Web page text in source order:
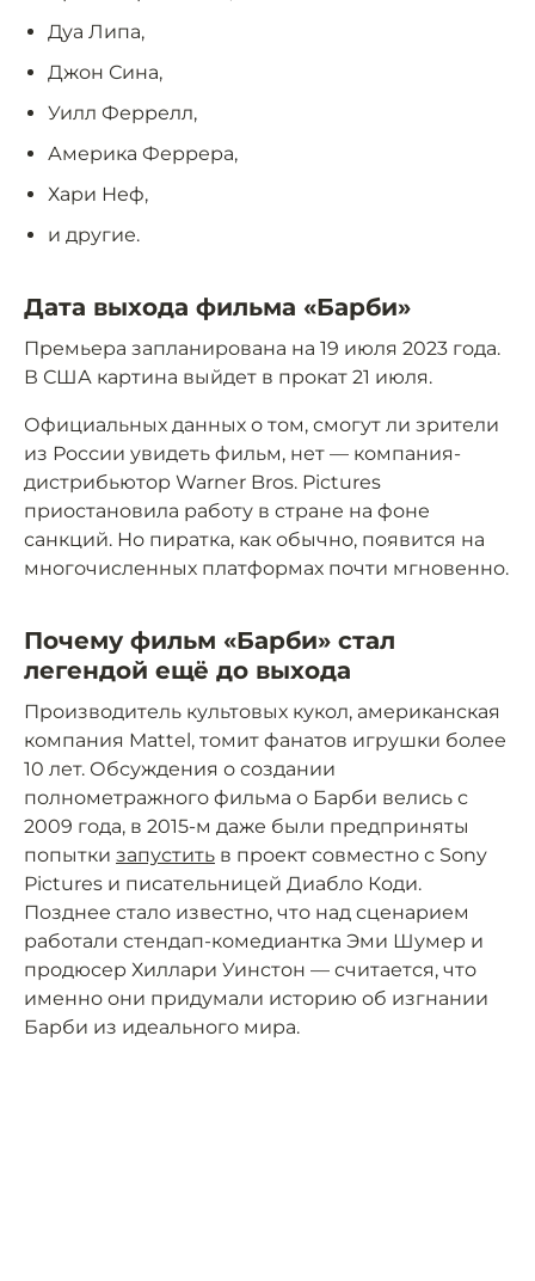
Дуа Липа,
Джон Сина,
Уилл Феррелл,
Америка Феррера,
Хари Неф,
и другие.
Дата выхода фильма «Барби»
Премьера запланирована на 19 июля 2023 года.
В США картина выйдет в прокат 21 июля.
Официальных данных о том, смогут ли зрители
из России увидеть фильм, нет — компания-
дистрибьютор Warner Bros. Pictures
приостановила работу в стране на фоне
санкций. Но пиратка, как обычно, появится на
многочисленных платформах почти мгновенно.
Почему фильм «Барби» стал
легендой ещё до выхода
Производитель культовых кукол, американская
компания Mattel, томит фанатов игрушки более
10 лет. Обсуждения о создании
полнометражного фильма о Барби велись с
2009 года, в 2015-м даже были предприняты
попытки запустить в проект совместно с Sony
Pictures и писательницей Диабло Коди.
Позднее стало известно, что над сценарием
работали стендап-комедиантка Эми Шумер и
продюсер Хиллари Уинстон — считается, что
именно они придумали историю об изгнании
Барби из идеального мира.